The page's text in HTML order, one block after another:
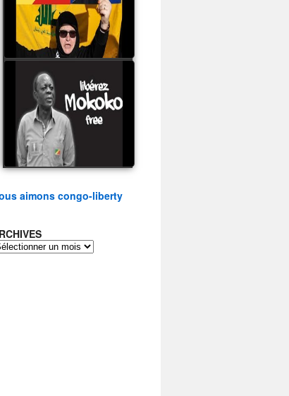
watch video
Le Général Mokoko est
l'unique légitimité
présidentielle du peuple
congolais
watch video
aimons congo-liberty